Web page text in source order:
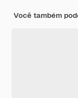
Você também